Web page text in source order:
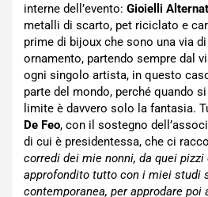
interne dell’evento: Gioielli
metalli di scarto, pet riciclato e
prime di bijoux che sono una via
ornamento, partendo sempre dal
ogni singolo artista, in questo
parte del mondo, perché quando
limite è davvero solo la fantasia.
De Feo, con il sostegno
di cui è presidentessa, che ci
corredi dei mie nonni, da quei
approfondito tutto con i miei studi
contemporanea, per approdare